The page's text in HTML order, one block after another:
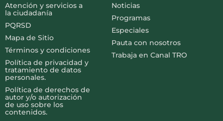
Atención y servicios a
la ciudadanía
PQRSD
Mapa de Sitio
Términos y condiciones
Política de privacidad y
tratamiento de datos
personales.
Política de derechos de
autor y/o autorización
de uso sobre los
contenidos.
Noticias
Programas
Especiales
Pauta con nosotros
Trabaja en Canal TRO